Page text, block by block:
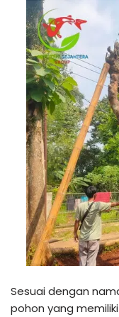
Sesuai dengan
pohon yang